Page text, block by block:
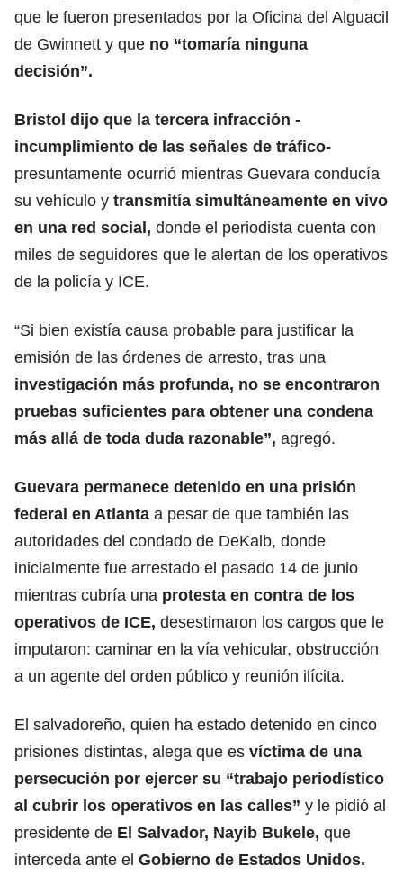
que le fueron presentados por la Oficina del Alguacil
de Gwinnett y que no “tomaría ninguna
decisión”.
Bristol dijo que la tercera infracción -
incumplimiento de las señales de tráfico-
presuntamente ocurrió mientras Guevara conducía
su vehículo y transmitía simultáneamente en vivo
en una red social, donde el periodista cuenta con
miles de seguidores que le alertan de los operativos
de la policía y ICE.
“Si bien existía causa probable para justificar la
emisión de las órdenes de arresto, tras una
investigación más profunda, no se encontraron
pruebas suficientes para obtener una condena
más allá de toda duda razonable”, agregó.
Guevara permanece detenido en una prisión
federal en Atlanta a pesar de que también las
autoridades del condado de DeKalb, donde
inicialmente fue arrestado el pasado 14 de junio
mientras cubría una protesta en contra de los
operativos de ICE, desestimaron los cargos que le
imputaron: caminar en la vía vehicular, obstrucción
a un agente del orden público y reunión ilícita.
El salvadoreño, quien ha estado detenido en cinco
prisiones distintas, alega que es víctima de una
persecución por ejercer su “trabajo periodístico
al cubrir los operativos en las calles” y le pidió al
presidente de El Salvador, Nayib Bukele, que
interceda ante el Gobierno de Estados Unidos.